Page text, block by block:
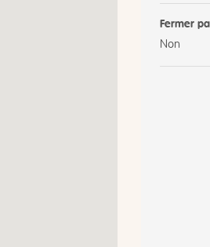
Fermer
Non